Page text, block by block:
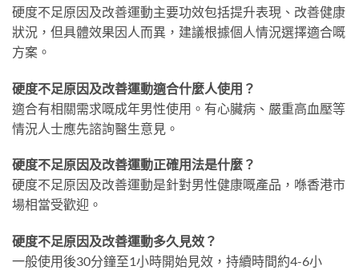
硬度不足原因及改善運動主要功效包括提升表現、改善健康
狀況，但具體效果因人而異，建議根據個人情況選擇適合嘅
方案。
硬度不足原因及改善運動適合什麼人使用？
適合有相關需求嘅成年男性使用。有心臟病、嚴重高血壓等
情況人士應先諮詢醫生意見。
硬度不足原因及改善運動正確用法是什麼？
硬度不足原因及改善運動是針對男性健康嘅產品，喺香港市
場相當受歡迎。
硬度不足原因及改善運動多久見效？
一般使用後30分鐘至1小時開始見效，持續時間約4-6小